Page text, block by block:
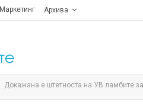
Маркетинг Архива
Докажана е штетноста на УВ ламбите